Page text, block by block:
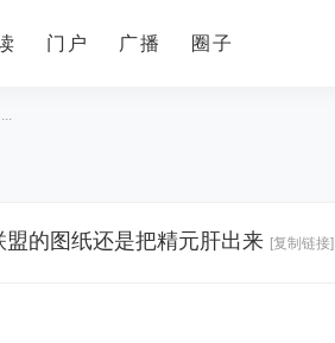
门户 广播 圈子
的图纸还是把精元肝出来 [复制链接]